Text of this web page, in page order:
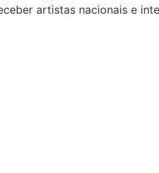
artistas nacionais e